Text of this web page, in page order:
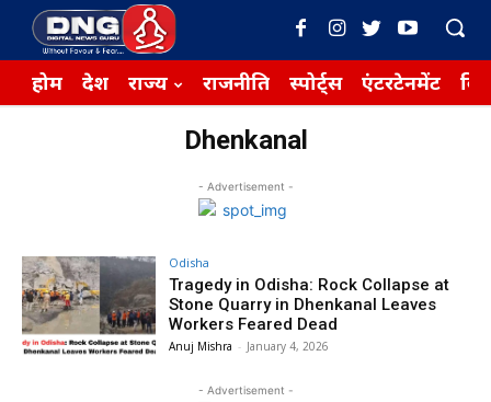
होम देश राज्य राजनीति स्पोर्ट्स एंटरटेनमेंट
Dhenkanal
- Advertisement -
Odisha
Tragedy in Odisha: Rock Collapse at
Stone Quarry in Dhenkanal Leaves
Workers Feared Dead
Anuj Mishra - January 4, 2026
- Advertisement -